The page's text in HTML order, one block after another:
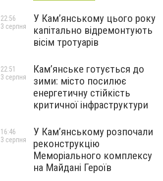
У Кам’янському цього року
капітально відремонтують
вісім тротуарів
22:56
3 серпня
Кам’янське готується до
зими: місто посилює
енергетичну стійкість
критичної інфраструктури
22:51
3 серпня
У Кам’янському розпочали
реконструкцію
Меморіального комплексу
на Майдані Героїв
16:46
3 серпня